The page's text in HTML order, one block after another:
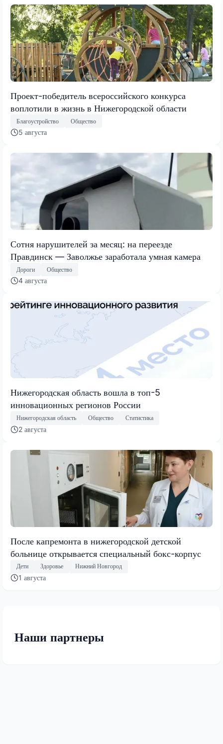
Проект-победитель всероссийского конкурса
воплотили в жизнь в Нижегородской области
Благоустройство Общество
5 августа
Сотня нарушителей за месяц: на переезде
Правдинск — Заволжье заработала умная камера
Дороги Общество
4 августа
Нижегородская область вошла в топ-5
инновационных регионов России
Нижегородская область Общество Статистика
2 августа
После капремонта в нижегородской детской
больнице открывается специальный бокс-корпус
Дети Здоровье Нижний Новгород
1 августа
Наши партнеры